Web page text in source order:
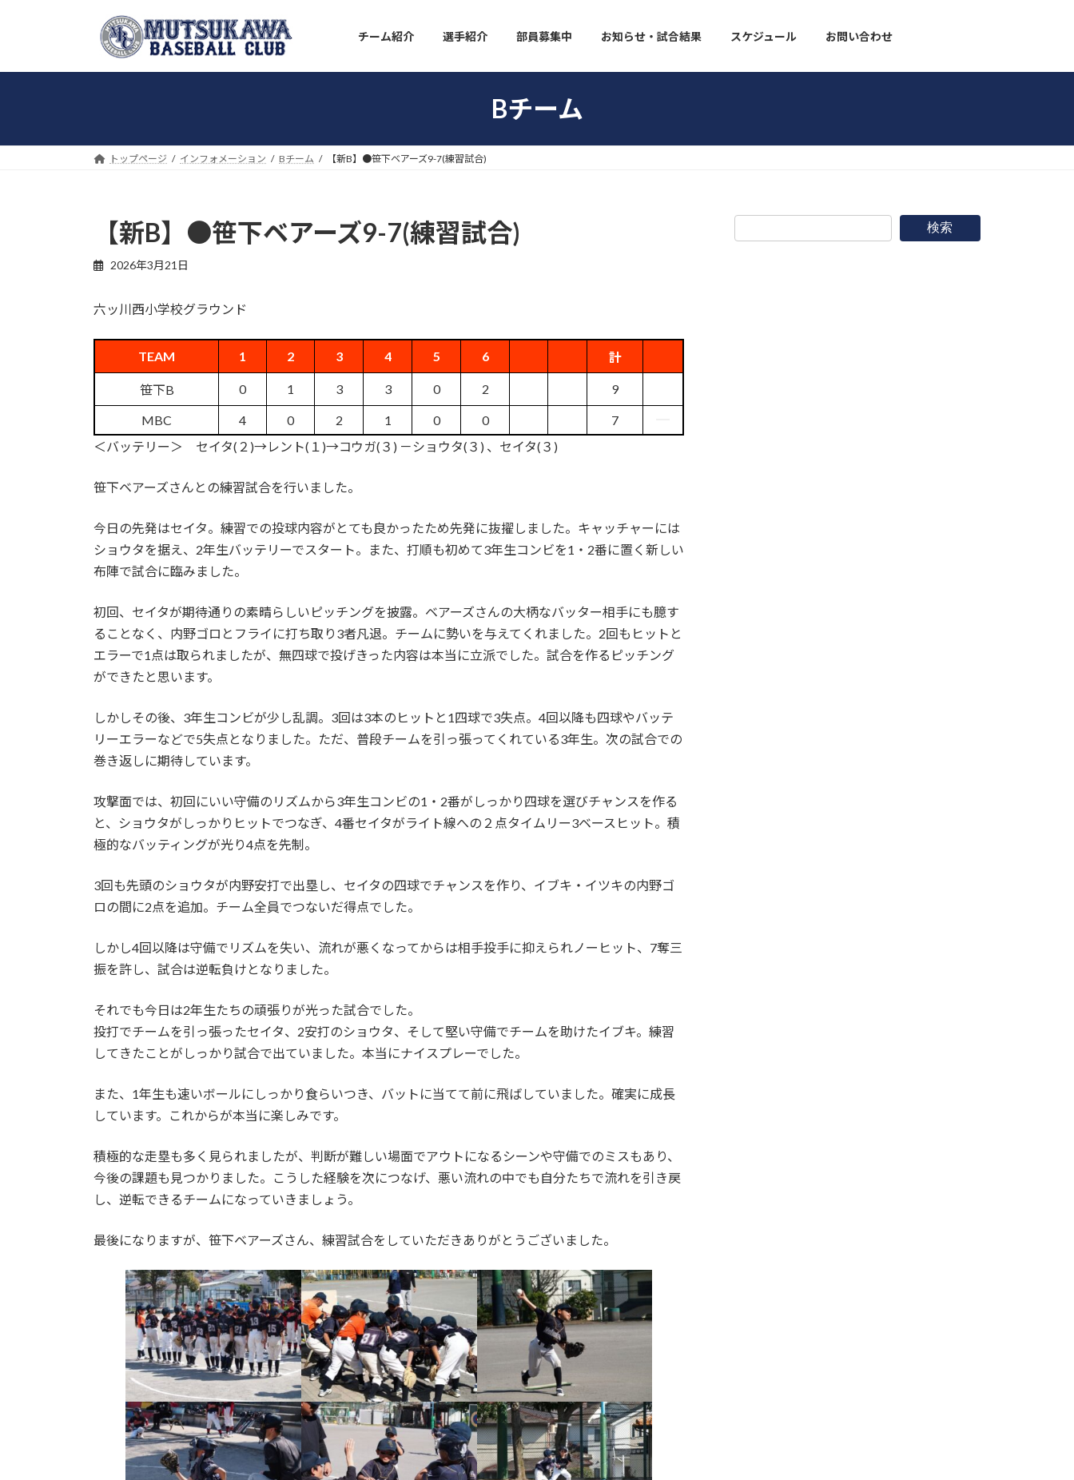
キ
に
チーム紹介 選手紹介 部員募集中 お知らせ・試合結果 スケジュール お問い合わせ
Bチーム
トップページ インフォメーション Bチーム 【新B】●笹下ベアーズ9-7(練習試合)
【新B】●笹下ベアーズ9-7(練習試合)
2026年3月21日
六ッ川西小学校グラウンド
TEAM 1 2 3 4 5 6 計
笹下B 0 1 3 3 0 2 9
MBC 4 0 2 1 0 0
7
＜バッテリー＞ セイタ(２)→レント(１)→コウガ(３) －ショウタ(３) 、セイタ(３)
笹下ベアーズさんとの練習試合を行いました。
今日の先発はセイタ。練習での投球内容がとても良かったため先発に抜擢しました。キャッチャーには
ショウタを据え、2年生バッテリーでスタート。また、打順も初めて3年生コンビを1・2番に置く新しい
布陣で試合に臨みました。
初回、セイタが期待通りの素晴らしいピッチングを披露。ベアーズさんの大柄なバッター相手にも臆す
ることなく、内野ゴロとフライに打ち取り3者凡退。チームに勢いを与えてくれました。2回もヒットと
エラーで1点は取られましたが、無四球で投げきった内容は本当に立派でした。試合を作るピッチング
ができたと思います。
しかしその後、3年生コンビが少し乱調。3回は3本のヒットと1四球で3失点。4回以降も四球やバッテ
リーエラーなどで5失点となりました。ただ、普段チームを引っ張ってくれている3年生。次の試合での
巻き返しに期待しています。
攻撃面では、初回にいい守備のリズムから3年生コンビの1・2番がしっかり四球を選びチャンスを作る
と、ショウタがしっかりヒットでつなぎ、4番セイタがライト線への２点タイムリー3ベースヒット。積
極的なバッティングが光り4点を先制。
3回も先頭のショウタが内野安打で出塁し、セイタの四球でチャンスを作り、イブキ・イツキの内野ゴ
ロの間に2点を追加。チーム全員でつないだ得点でした。
しかし4回以降は守備でリズムを失い、流れが悪くなってからは相手投手に抑えられノーヒット、7奪三
振を許し、試合は逆転負けとなりました。
それでも今日は2年生たちの頑張りが光った試合でした。
投打でチームを引っ張ったセイタ、2安打のショウタ、そして堅い守備でチームを助けたイブキ。練習
してきたことがしっかり試合で出ていました。本当にナイスプレーでした。
また、1年生も速いボールにしっかり食らいつき、バットに当てて前に飛ばしていました。確実に成長
しています。これからが本当に楽しみです。
積極的な走塁も多く見られましたが、判断が難しい場面でアウトになるシーンや守備でのミスもあり、
今後の課題も見つかりました。こうした経験を次につなげ、悪い流れの中でも自分たちで流れを引き戻
し、逆転できるチームになっていきましょう。
最後になりますが、笹下ベアーズさん、練習試合をしていただきありがとうございました。
検索